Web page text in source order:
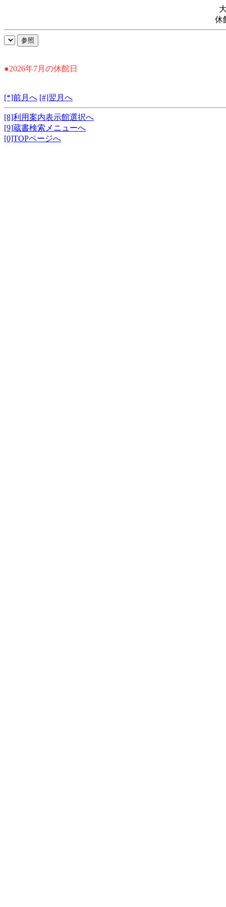
休
●2026年7月の休館日
[*]前月へ [#]翌月へ
[8]利用案内表示館選択へ
[9]蔵書検索メニューへ
[0]TOPページへ